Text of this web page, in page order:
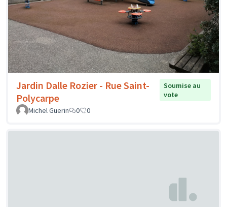
Jardin Dalle Rozier - Rue Saint-
Polycarpe
Soumise au
vote
Michel Guerin
0 0